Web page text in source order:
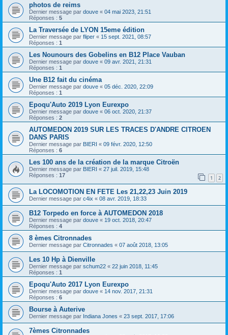
photos de reims
Dernier message par douve « 04 mai 2023, 21:51
Réponses : 5
La Traversée de LYON 15eme édition
Dernier message par fliper « 15 sept. 2021, 08:57
Réponses : 1
Les Nounours des Gobelins en B12 Place Vauban
Dernier message par douve « 09 avr. 2021, 21:31
Réponses : 1
Une B12 fait du cinéma
Dernier message par douve « 05 déc. 2020, 22:09
Réponses : 1
Epoqu'Auto 2019 Lyon Eurexpo
Dernier message par douve « 06 oct. 2020, 21:37
Réponses : 2
AUTOMEDON 2019 SUR LES TRACES D'ANDRE CITROEN
DANS PARIS
Dernier message par BIERI « 09 févr. 2020, 12:50
Réponses : 6
Les 100 ans de la création de la marque Citroën
Dernier message par BIERI « 27 juil. 2019, 15:48
Réponses : 17 1 2
La LOCOMOTION EN FETE Les 21,22,23 Juin 2019
Dernier message par c4ix « 08 avr. 2019, 18:33
B12 Torpedo en force à AUTOMEDON 2018
Dernier message par douve « 19 oct. 2018, 20:47
Réponses : 4
8 èmes Citronnades
Dernier message par Citronnades « 07 août 2018, 13:05
Les 10 Hp à Dienville
Dernier message par schum22 « 22 juin 2018, 11:45
Réponses : 1
Epoqu'Auto 2017 Lyon Eurexpo
Dernier message par douve « 14 nov. 2017, 21:31
Réponses : 6
Bourse à Auterive
Dernier message par Indiana Jones « 23 sept. 2017, 17:06
7èmes Citronnades